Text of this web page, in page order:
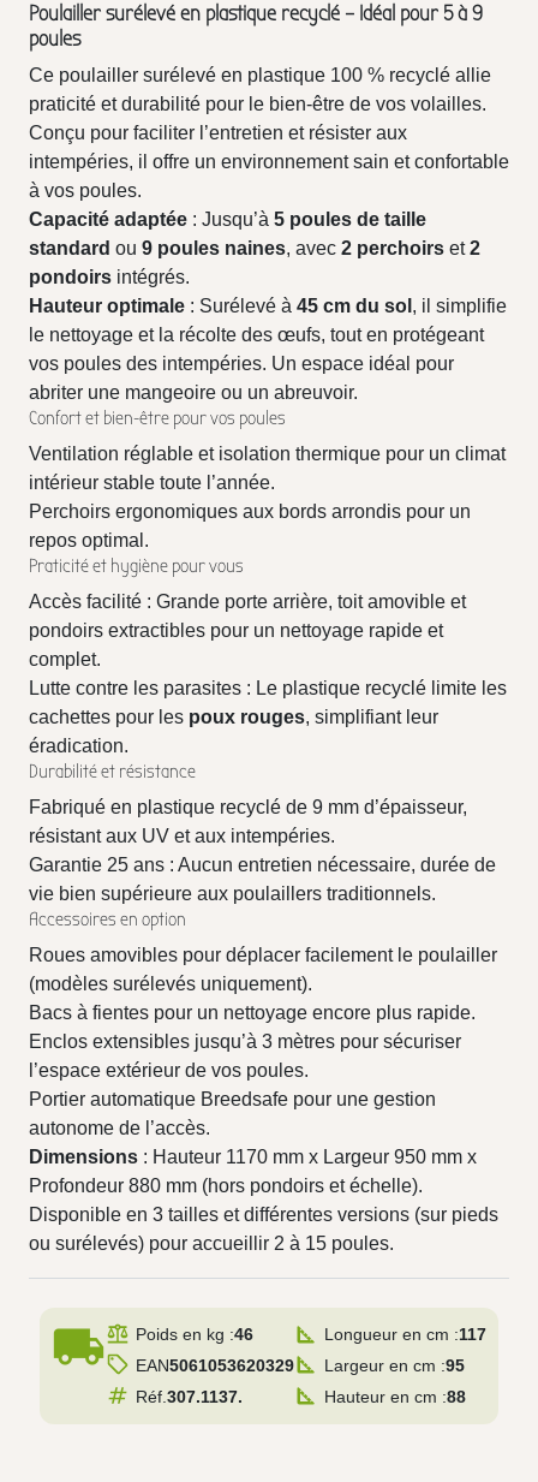
Poulailler surélevé en plastique recyclé – Idéal pour 5 à 9
poules
Ce poulailler surélevé en plastique 100 % recyclé allie
praticité et durabilité pour le bien-être de vos volailles.
Conçu pour faciliter l’entretien et résister aux
intempéries, il offre un environnement sain et confortable
à vos poules.
Capacité adaptée : Jusqu’à 5 poules de taille
standard ou 9 poules naines, avec 2 perchoirs et2
pondoirs intégrés.
Hauteur optimale : Surélevé à 45 cm du sol , il simplifie
le nettoyage et la récolte des œufs, tout en protégeant
vos poules des intempéries. Un espace idéal pour
abriter une mangeoire ou un abreuvoir.
Confort et bien-être pour vos poules
Ventilation réglable et isolation thermique pour un climat
intérieur stable toute l’année.
Perchoirs ergonomiques aux bords arrondis pour un
repos optimal.
Praticité et hygiène pour vous
Accès facilité : Grande porte arrière, toit amovible et
pondoirs extractibles pour un nettoyage rapide et
complet.
Lutte contre les parasites : Le plastique recyclé limite les
cachettes pour les poux rouges, simplifiant leur
éradication.
Durabilité et résistance
Fabriqué en plastique recyclé de 9 mm d’épaisseur,
résistant aux UV et aux intempéries.
Garantie 25 ans : Aucun entretien nécessaire, durée de
vie bien supérieure aux poulaillers traditionnels.
Accessoires en option
Roues amovibles pour déplacer facilement le poulailler
(modèles surélevés uniquement).
Bacs à fientes pour un nettoyage encore plus rapide.
Enclos extensibles jusqu’à 3 mètres pour sécuriser
l’espace extérieur de vos poules.
Portier automatique Breedsafe pour une gestion
autonome de l’accès.
Dimensions : Hauteur 1170 mm x Largeur 950 mm x
Profondeur 880 mm (hors pondoirs et échelle).
Disponible en 3 tailles et différentes versions (sur pieds
ou surélevés) pour accueillir 2 à 15 poules.
local_shipping Poids en kg :46
EAN5061053620329
Réf. 307.1137.
Longueur en cm :117
Largeur en cm :95
Hauteur en cm :88